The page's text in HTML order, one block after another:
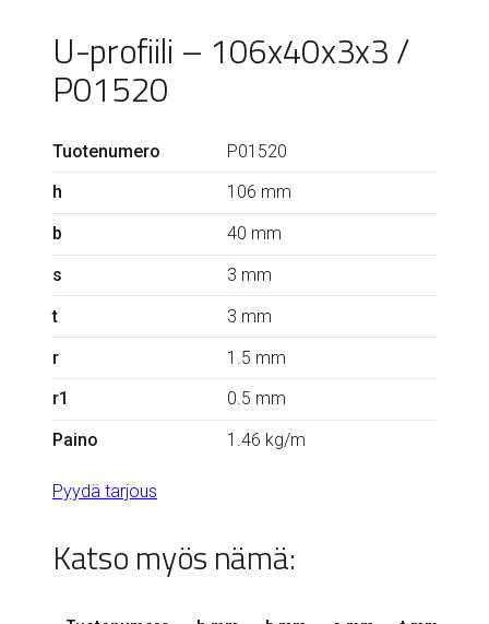
U-profiili – 106x40x3x3 /
P01520
Tuotenumero
P01520
h
106 mm
b
40 mm
s
3 mm
t
3 mm
r
1.5 mm
r1
0.5 mm
Paino
1.46 kg/m
Pyydä tarjous
Katso myös nämä: